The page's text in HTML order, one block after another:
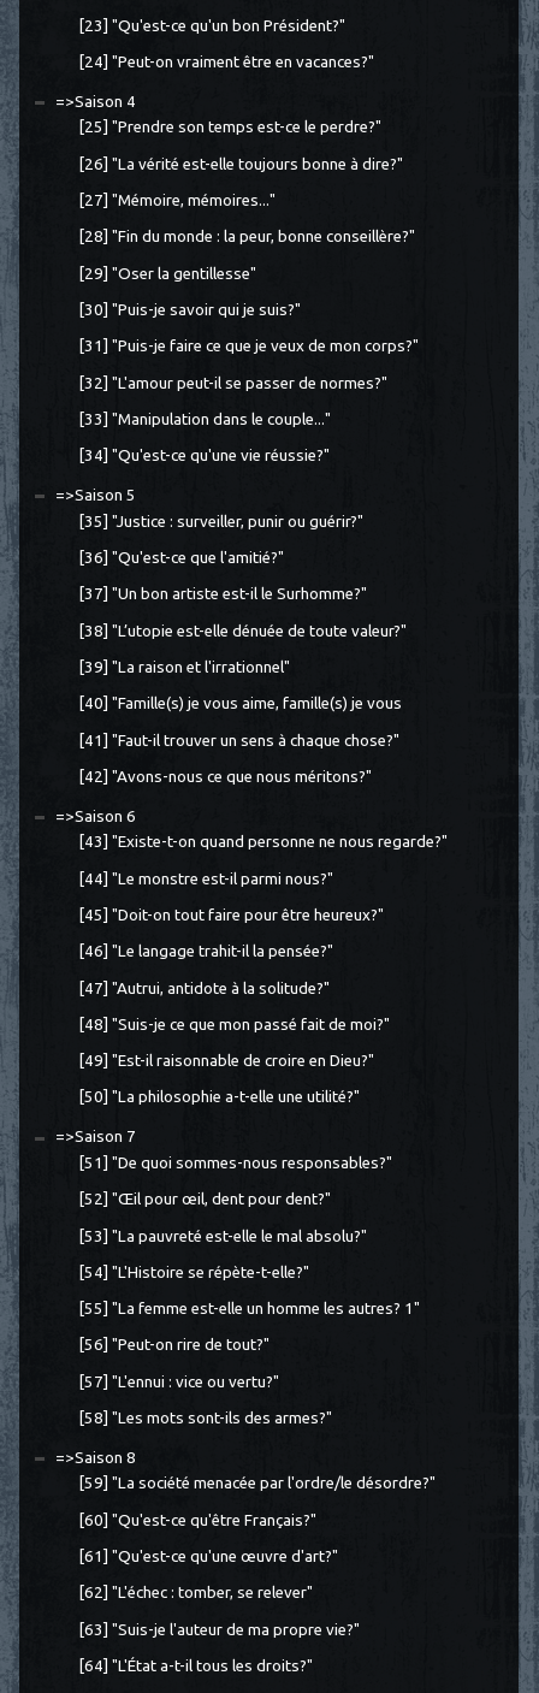
[23] "Qu'est-ce qu'un bon Président?"
[24] "Peut-on vraiment être en vacances?"
=>Saison 4
[25] "Prendre son temps est-ce le perdre?"
[26] "La vérité est-elle toujours bonne à dire?"
[27] "Mémoire, mémoires..."
[28] "Fin du monde : la peur, bonne conseillère?"
[29] "Oser la gentillesse"
[30] "Puis-je savoir qui je suis?"
[31] "Puis-je faire ce que je veux de mon corps?"
[32] "L'amour peut-il se passer de normes?"
[33] "Manipulation dans le couple..."
[34] "Qu'est-ce qu'une vie réussie?"
=>Saison 5
[35] "Justice : surveiller, punir ou guérir?"
[36] "Qu'est-ce que l'amitié?"
[37] "Un bon artiste est-il le Surhomme?"
[38] "L’utopie est-elle dénuée de toute valeur?"
[39] "La raison et l'irrationnel"
[40] "Famille(s) je vous aime, famille(s) je vous
[41] "Faut-il trouver un sens à chaque chose?"
[42] "Avons-nous ce que nous méritons?"
=>Saison 6
[43] "Existe-t-on quand personne ne nous regarde?"
[44] "Le monstre est-il parmi nous?"
[45] "Doit-on tout faire pour être heureux?"
[46] "Le langage trahit-il la pensée?"
[47] "Autrui, antidote à la solitude?"
[48] "Suis-je ce que mon passé fait de moi?"
[49] "Est-il raisonnable de croire en Dieu?"
[50] "La philosophie a-t-elle une utilité?"
=>Saison 7
[51] "De quoi sommes-nous responsables?"
[52] "Œil pour œil, dent pour dent?"
[53] "La pauvreté est-elle le mal absolu?"
[54] "L'Histoire se répète-t-elle?"
[55] "La femme est-elle un homme les autres? 1"
[56] "Peut-on rire de tout?"
[57] "L'ennui : vice ou vertu?"
[58] "Les mots sont-ils des armes?"
=>Saison 8
[59] "La société menacée par l'ordre/le désordre?"
[60] "Qu'est-ce qu'être Français?"
[61] "Qu'est-ce qu'une œuvre d'art?"
[62] "L'échec : tomber, se relever"
[63] "Suis-je l'auteur de ma propre vie?"
[64] "L'État a-t-il tous les droits?"